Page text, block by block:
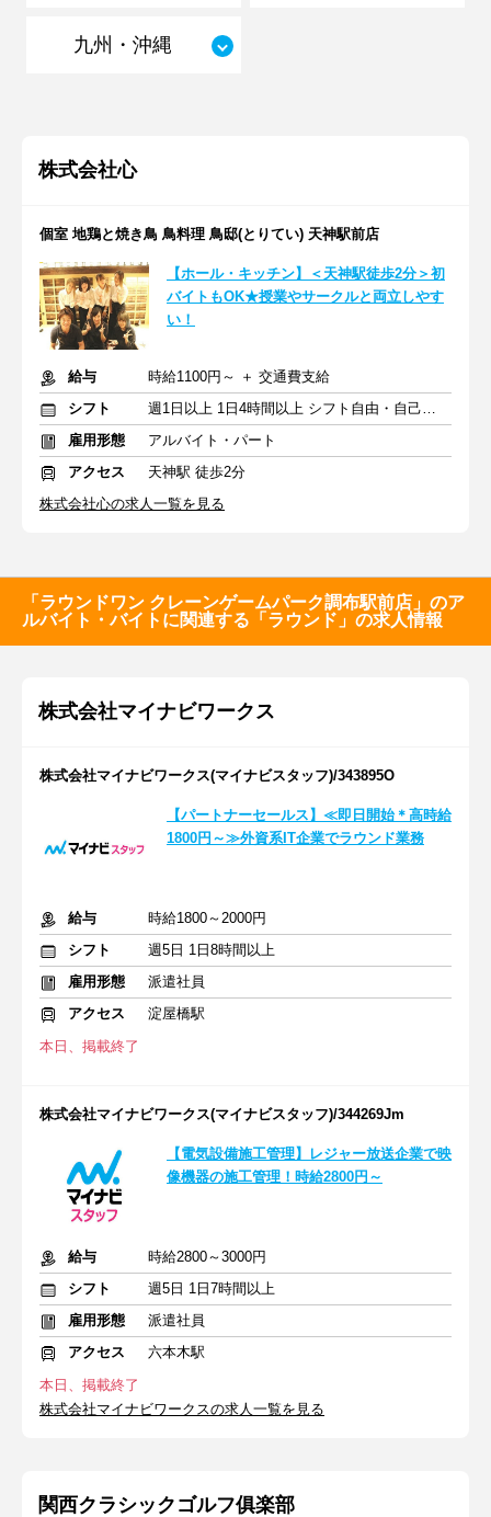
九州・沖縄
株式会社心
個室 地鶏と焼き鳥 鳥料理 鳥邸(とりてい) 天神駅前店
【ホール・キッチン】＜天神駅徒歩2分＞初
バイトもOK★授業やサークルと両立しやす
い！
給与
時給1100円～ ＋ 交通費支給
シフト
週1日以上 1日4時間以上 シフト自由・自己申告
雇用形態
アルバイト・パート
アクセス
天神駅 徒歩2分
株式会社心の求人一覧を見る
「ラウンドワン クレーンゲームパーク調布駅前店」のア
ルバイト・バイトに関連する「ラウンド」の求人情報
株式会社マイナビワークス
株式会社マイナビワークス(マイナビスタッフ)/343895O
【パートナーセールス】≪即日開始＊高時給
1800円～≫外資系IT企業でラウンド業務
給与
時給1800～2000円
シフト
週5日 1日8時間以上
雇用形態
派遣社員
アクセス
淀屋橋駅
本日、掲載終了
株式会社マイナビワークス(マイナビスタッフ)/344269Jm
【電気設備施工管理】レジャー放送企業で映
像機器の施工管理！時給2800円～
給与
時給2800～3000円
シフト
週5日 1日7時間以上
雇用形態
派遣社員
アクセス
六本木駅
本日、掲載終了
株式会社マイナビワークスの求人一覧を見る
関西クラシックゴルフ俱楽部